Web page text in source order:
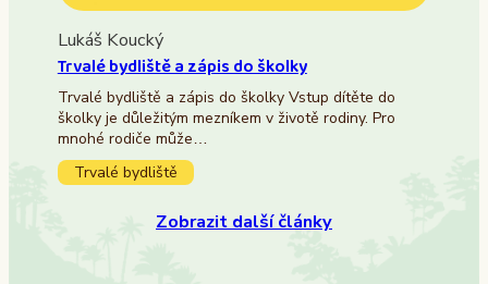
Lukáš Koucký
Trvalé bydliště a zápis do školky
Trvalé bydliště a zápis do školky Vstup dítěte do
školky je důležitým mezníkem v životě rodiny. Pro
mnohé rodiče může…
Trvalé bydliště
Zobrazit další články